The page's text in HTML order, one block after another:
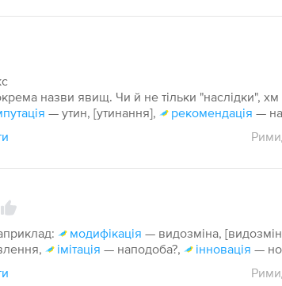
назви явищ. Чи й не тільки "наслідки", хм
— утин, [утинання], рекомендація —
модифікація — видозміна,
імітація — наподоба?, інновація —